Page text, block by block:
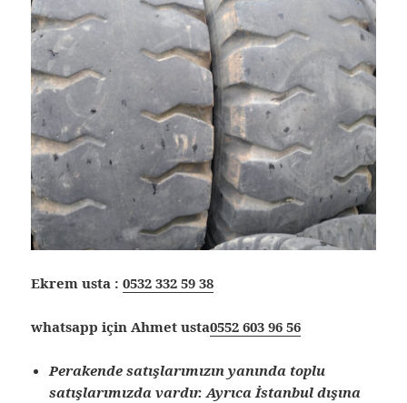
Ekrem usta :0532 332 59 38
whatsapp için Ahmet usta0552 603 96 56
Perakende satışlarımızın yanında toplu
satışlarımızda vardır. Ayrıca İstanbul dışına